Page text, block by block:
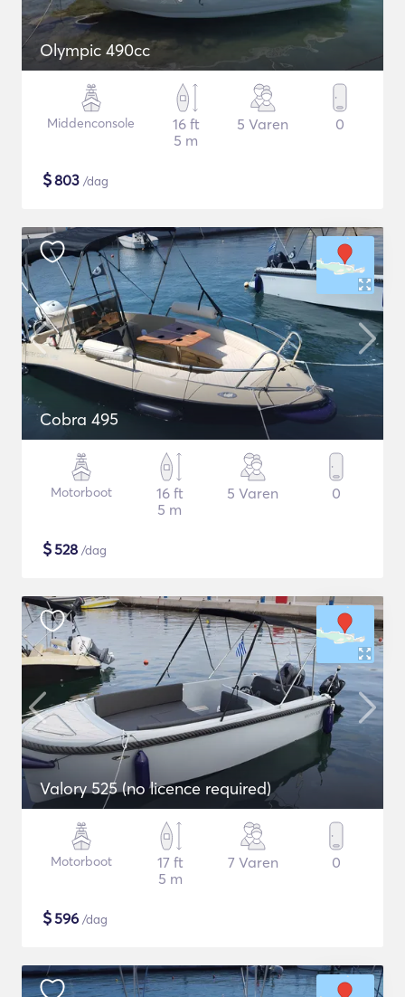
Olympic 490cc
Middenconsole
16 ft
5 m
5 Varen 0
$803 /dag
Cobra 495
Motorboot
16 ft
5 m
5 Varen 0
$528 /dag
Valory 525 (no licence required)
Motorboot
17 ft
5 m
7 Varen 0
$596 /dag